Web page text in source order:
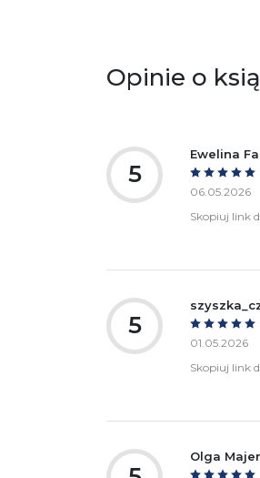
Opinie o
5
Ewelina
06.05.2026
Skopiuj link
5
01.05.2026
Skopiuj link
Olga